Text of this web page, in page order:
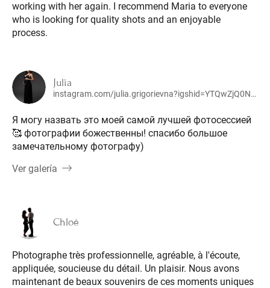
working with her again. I recommend Maria to everyone
who is looking for quality shots and an enjoyable
process.
Julia
instagram.com/julia.grigorievna?igshid=YTQwZjQ0NmI0OA==
Я могу назвать это моей самой лучшей фотосессией
🥰 фотографии божественны! спасибо большое
замечательному фотографу)
Ver galería
Chloé
Photographe très professionnelle, agréable, à l'écoute,
appliquée, soucieuse du détail. Un plaisir. Nous avons
maintenant de beaux souvenirs de ces moments uniques